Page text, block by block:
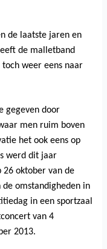
de laatste jaren en
de malletband
weer eens naar
gegeven door
men ruim boven
het ook eens op
werd dit jaar
26 oktober van de
de omstandigheden in
in een sportzaal
van 4
2013.